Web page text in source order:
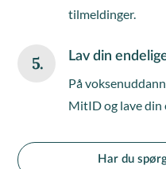
tilmeldinger.
5. Lav din
På
MitID og lave din
Har du